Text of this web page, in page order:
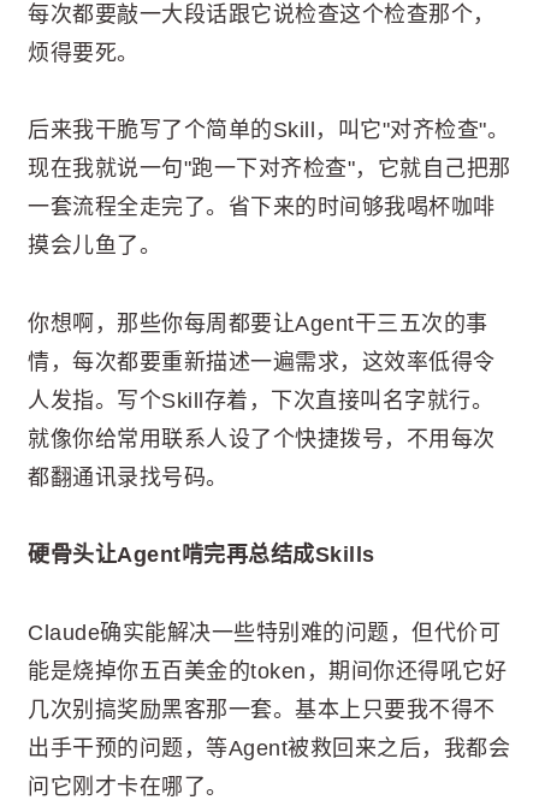
每次都要敲一大段话跟它说检查这个检查那个，
烦得要死。
后来我干脆写了个简单的Skill，叫它"对齐检查"。
现在我就说一句"跑一下对齐检查"，它就自己把那
一套流程全走完了。省下来的时间够我喝杯咖啡
摸会儿鱼了。
你想啊，那些你每周都要让Agent干三五次的事
情，每次都要重新描述一遍需求，这效率低得令
人发指。写个Skill存着，下次直接叫名字就行。
就像你给常用联系人设了个快捷拨号，不用每次
都翻通讯录找号码。
硬骨头让Agent啃完再总结成Skills
Claude确实能解决一些特别难的问题，但代价可
能是烧掉你五百美金的token，期间你还得吼它好
几次别搞奖励黑客那一套。基本上只要我不得不
出手干预的问题，等Agent被救回来之后，我都会
问它刚才卡在哪了。